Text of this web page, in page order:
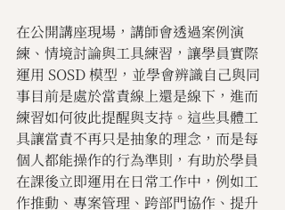
在公開講座現場，講師會透過案例演
練、情境討論與工具練習，讓學員實際
運用 SOSD 模型，並學會辨識自己與同
事目前是處於當責線上還是線下，進而
練習如何彼此提醒與支持。這些具體工
具讓當責不再只是抽象的理念，而是每
個人都能操作的行為準則，有助於學員
在課後立即運用在日常工作中，例如工
作推動、專案管理、跨部門協作、提升